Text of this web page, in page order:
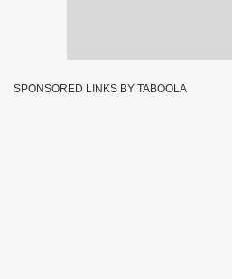
SPONSORED LINKS BY TABOOLA